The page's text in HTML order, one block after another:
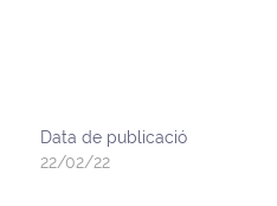
Data de publicació
22/02/22